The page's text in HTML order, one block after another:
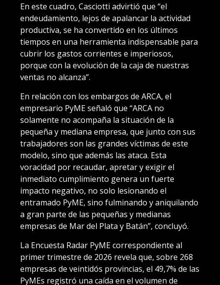
En este cuadro, Casciotti advirtió que “el
endeudamiento, lejos de apalancar la actividad
productiva, se ha convertido en los últimos
tiempos en una herramienta indispensable para
cubrir los gastos corrientes e imperiosos,
porque con la evolución de la caja de nuestras
ventas no alcanza”.
En relación con los embargos de ARCA, el
empresario PyME señaló que “ARCA no
solamente no acompaña la situación de la
pequeña y mediana empresa, que junto con sus
trabajadores son las grandes víctimas de este
modelo, sino que además las ataca. Esta
voracidad por recaudar, apretar y exigir el
inmediato cumplimiento genera un fuerte
impacto negativo, no solo lesionando el
entramado PyME, sino fulminando y aniquilando
a gran parte de las pequeñas y medianas
empresas de Mar del Plata y Batán”, concluyó.
La Encuesta Radar PyME correspondiente al
primer trimestre de 2026 revela que, sobre 268
empresas de veintidós provincias, el 49,7% de las
PyMEs registró una caída en el volumen de